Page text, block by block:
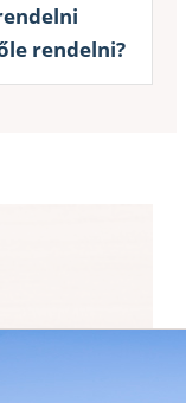
rendelni?